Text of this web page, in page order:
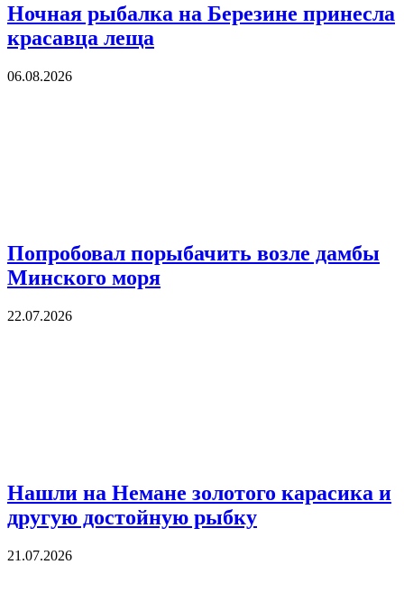
Ночная рыбалка на Березине принесла
красавца леща
06.08.2026
Попробовал порыбачить возле дамбы
Минского моря
22.07.2026
Нашли на Немане золотого карасика и
другую достойную рыбку
21.07.2026